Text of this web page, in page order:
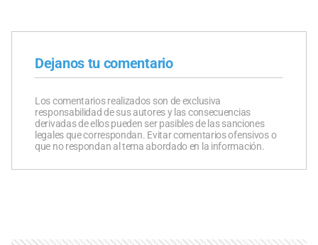
Dejanos tu comentario
Los comentarios realizados son de exclusiva
responsabilidad de sus autores y las consecuencias
derivadas de ellos pueden ser pasibles de las sanciones
legales que correspondan. Evitar comentarios ofensivos o
que no respondan al tema abordado en la información.